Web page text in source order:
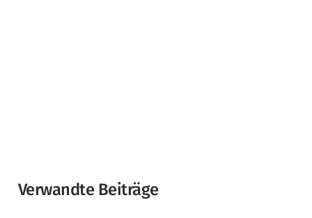
Verwandte Beiträge